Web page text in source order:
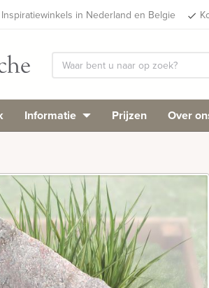
Inspiratiewinkels in Nederland en Belgie done
Informatie Prijzen Over